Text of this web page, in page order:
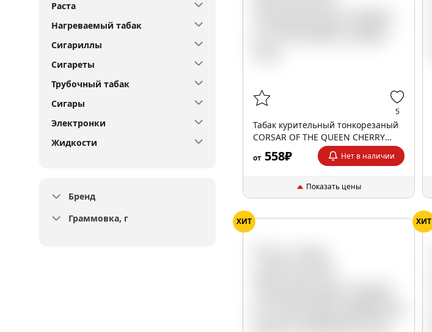
Раста
Нагреваемый табак
Сигариллы
Сигареты
Трубочный табак
Сигары
Электронки
Жидкости
Бренд
Граммовка, г
5
Табак курительный тонкорезаный
CORSAR OF THE QUEEN CHERRY
35гр
от 558₽ Нет в наличии
Показать цены
ХИТ ХИТ